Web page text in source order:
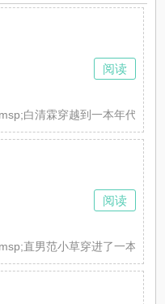
白清霖穿越到一本年代男
阅读
直男范小草穿进了一本基
阅读